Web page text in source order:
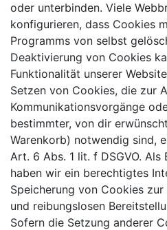
oder unterbinden. Viele
konfigurieren, dass Cookies
Programms von selbst
Deaktivierung von Cookies
Funktionalität unserer
Setzen von Cookies, die zur
Kommunikationsvorgänge
bestimmter, von dir
Warenkorb) notwendig sind,
Art. 6 Abs. 1 lit. f DSGVO.
haben wir ein berechtigtes
Speicherung von Cookies
und reibungslosen
Sofern die Setzung anderer